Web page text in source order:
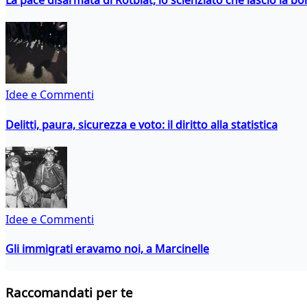
Idee e Commenti
Delitti, paura, sicurezza e voto: il diritto alla statistica
Idee e Commenti
Gli immigrati eravamo noi, a Marcinelle
Raccomandati per te